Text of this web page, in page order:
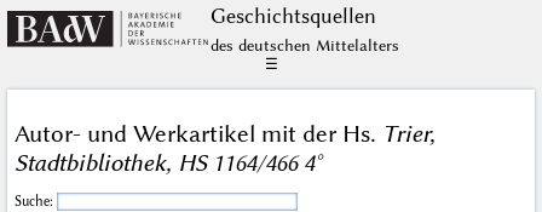
Geschichts­quellen
des deutschen Mittelalters
☰
Autor- und Werkartikel mit der Hs. Trier,
Stadtbibliothek, HS 1164/466 4°
Suche: